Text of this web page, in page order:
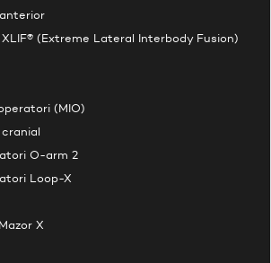
(Extreme Lateral Interbody Fusion)
(MIO)
O-arm 2
Loop-X
X